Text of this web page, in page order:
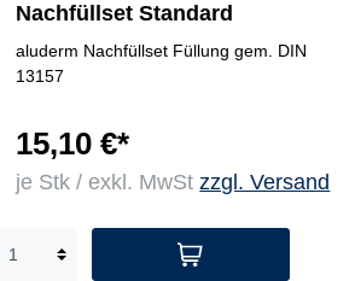
Nachfüllset Standard
aluderm Nachfüllset Füllung gem. DIN
13157
15,10 €*
je Stk / exkl. MwStzzgl. Versand